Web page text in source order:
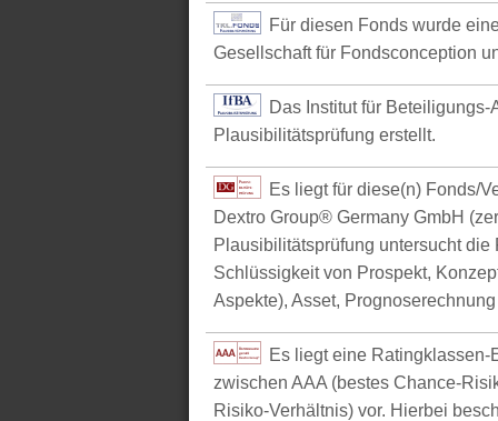
Für diesen Fonds wurde
Gesellschaft für Fondsconception
Das Institut für
Plausibilitätsprüfung erstellt.
Es liegt für diese(n) Fonds/
Dextro Group® Germany GmbH
Plausibilitätsprüfung untersucht
Schlüssigkeit von Prospekt,
Aspekte), Asset,
Es liegt eine Ratingklassen-
zwischen AAA (bestes Chance-
Risiko-Verhältnis) vor. Hierbei